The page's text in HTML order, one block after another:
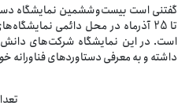
گفتنی است بیست‌وششمین نمایشگاه
تا 25 آذرماه در محل دائمی
است. در این نمایشگاه شرکت‌های
داشته و به معرفی دستاوردهای فناورانه خود
تعداد بازدید